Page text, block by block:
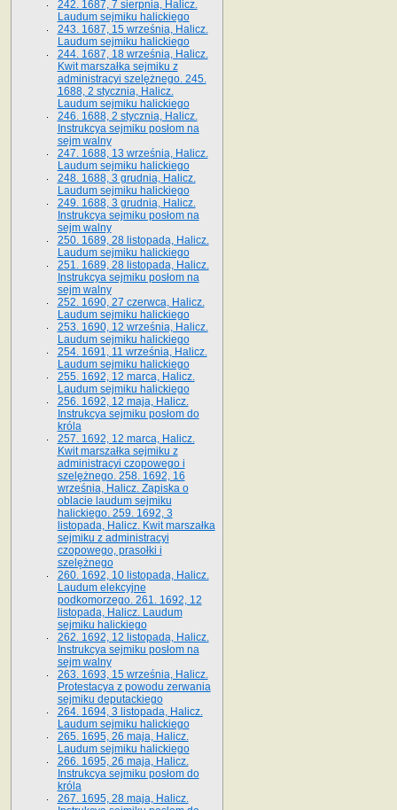
242. 1687, 7 sierpnia, Halicz.
Laudum sejmiku halickiego
243. 1687, 15 września, Halicz.
Laudum sejmiku halickiego
244. 1687, 18 września, Halicz.
Kwit marszałka sejmiku z
administracyi szelężnego. 245.
1688, 2 stycznia, Halicz.
Laudum sejmiku halickiego
246. 1688, 2 stycznia, Halicz.
Instrukcya sejmiku posłom na
sejm walny
247. 1688, 13 września, Halicz.
Laudum sejmiku halickiego
248. 1688, 3 grudnia, Halicz.
Laudum sejmiku halickiego
249. 1688, 3 grudnia, Halicz.
Instrukcya sejmiku posłom na
sejm walny
250. 1689, 28 listopada, Halicz.
Laudum sejmiku halickiego
251. 1689, 28 listopada, Halicz.
Instrukcya sejmiku posłom na
sejm walny
252. 1690, 27 czerwca, Halicz.
Laudum sejmiku halickiego
253. 1690, 12 września, Halicz.
Laudum sejmiku halickiego
254. 1691, 11 września, Halicz.
Laudum sejmiku halickiego
255. 1692, 12 marca, Halicz.
Laudum sejmiku halickiego
256. 1692, 12 maja, Halicz.
Instrukcya sejmiku posłom do
króla
257. 1692, 12 marca, Halicz.
Kwit marszałka sejmiku z
administracyi czopowego i
szelężnego. 258. 1692, 16
września, Halicz. Zapiska o
oblacie laudum sejmiku
halickiego. 259. 1692, 3
listopada, Halicz. Kwit marszałka
sejmiku z administracyi
czopowego, prasołki i
szelężnego
260. 1692, 10 listopada, Halicz.
Laudum elekcyjne
podkomorzego. 261. 1692, 12
listopada, Halicz. Laudum
sejmiku halickiego
262. 1692, 12 listopada, Halicz.
Instrukcya sejmiku posłom na
sejm walny
263. 1693, 15 września, Halicz.
Protestacya z powodu zerwania
sejmiku deputackiego
264. 1694, 3 listopada, Halicz.
Laudum sejmiku halickiego
265. 1695, 26 maja, Halicz.
Laudum sejmiku halickiego
266. 1695, 26 maja, Halicz.
Instrukcya sejmiku posłom do
króla
267. 1695, 28 maja, Halicz.